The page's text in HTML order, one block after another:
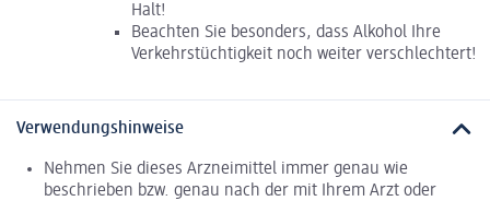
Halt!
Beachten Sie besonders, dass Alkohol Ihre
Verkehrstüchtigkeit noch weiter verschlechtert!
Verwendungshinweise
Nehmen Sie dieses Arzneimittel immer genau wie
beschrieben bzw. genau nach der mit Ihrem Arzt oder